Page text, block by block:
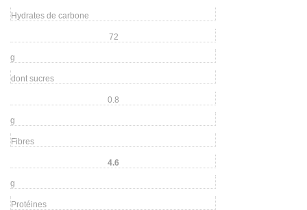
Hydrates de carbone
72
g
dont sucres
0.8
g
Fibres
4.6
g
Protéines